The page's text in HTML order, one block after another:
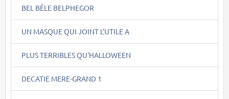
BEL BÊLE BELPHEGOR
UN MASQUE QUI JOINT L'UTILE A
PLUS TERRIBLES QU'HALLOWEEN
DECATIE MERE-GRAND 1